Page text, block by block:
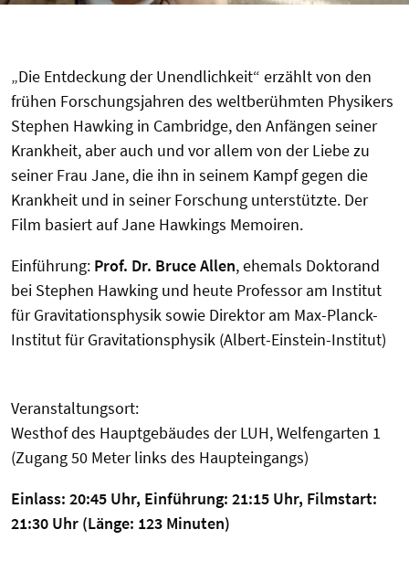
„Die Entdeckung der Unendlichkeit“ erzählt von den
frühen Forschungsjahren des weltberühmten Physikers
Stephen Hawking in Cambridge, den Anfängen seiner
Krankheit, aber auch und vor allem von der Liebe zu
seiner Frau Jane, die ihn in seinem Kampf gegen die
Krankheit und in seiner Forschung unterstützte. Der
Film basiert auf Jane Hawkings Memoiren.
Einführung: Prof. Dr. Bruce Allen, ehemals Doktorand
bei Stephen Hawking und heute Professor am Institut
für Gravitationsphysik sowie Direktor am Max-Planck-
Institut für Gravitationsphysik (Albert-Einstein-Institut)
Veranstaltungsort:
Westhof des Hauptgebäudes der LUH, Welfengarten 1
(Zugang 50 Meter links des Haupteingangs)
Einlass: 20:45 Uhr, Einführung: 21:15 Uhr, Filmstart:
21:30 Uhr (Länge: 123 Minuten)